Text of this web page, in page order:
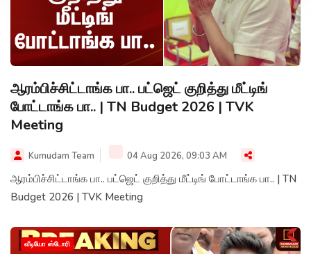
ஆரம்பிச்சிட்டாங்க பா.. பட்ஜெட் குறித்து மீட்டிங்
போட்டாங்க பா.. | TN Budget 2026 | TVK
Meeting
Kumudam Team 04 Aug 2026, 09:03 AM
ஆரம்பிச்சிட்டாங்க பா.. பட்ஜெட் குறித்து மீட்டிங் போட்டாங்க பா.. | TN
Budget 2026 | TVK Meeting
வீடியோ ஸ்டோரி